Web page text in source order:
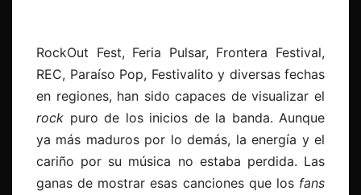
RockOut Fest, Feria Pulsar, Frontera Festival,
REC, Paraíso Pop, Festivalito y diversas fechas
en regiones, han sido capaces de visualizar el
rock puro de los inicios de la banda. Aunque
ya más maduros por lo demás, la energía y el
cariño por su música no estaba perdida. Las
ganas de mostrar esas canciones que los fans